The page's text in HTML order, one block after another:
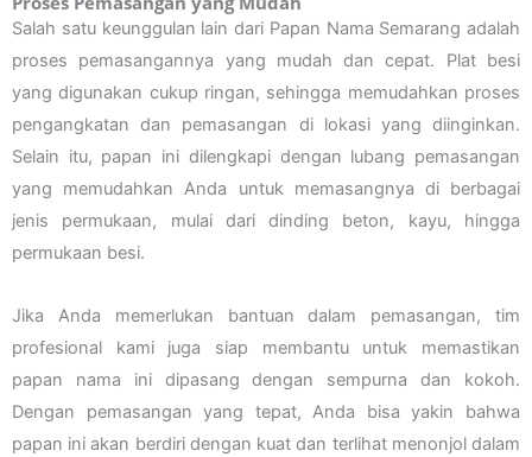
Salah satu keunggulan lain dari Papan Nama Semarang adalah
proses pemasangannya yang mudah dan cepat. Plat besi
yang digunakan cukup ringan, sehingga memudahkan proses
pengangkatan dan pemasangan di lokasi yang diinginkan.
Selain itu, papan ini dilengkapi dengan lubang pemasangan
yang memudahkan Anda untuk memasangnya di berbagai
jenis permukaan, mulai dari dinding beton, kayu, hingga
permukaan besi.
Jika Anda memerlukan bantuan dalam pemasangan, tim
profesional kami juga siap membantu untuk memastikan
papan nama ini dipasang dengan sempurna dan kokoh.
Dengan pemasangan yang tepat, Anda bisa yakin bahwa
papan ini akan berdiri dengan kuat dan terlihat menonjol dalam